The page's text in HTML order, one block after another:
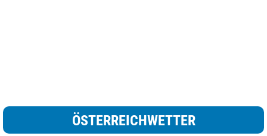
ÖSTERREICHWETTER